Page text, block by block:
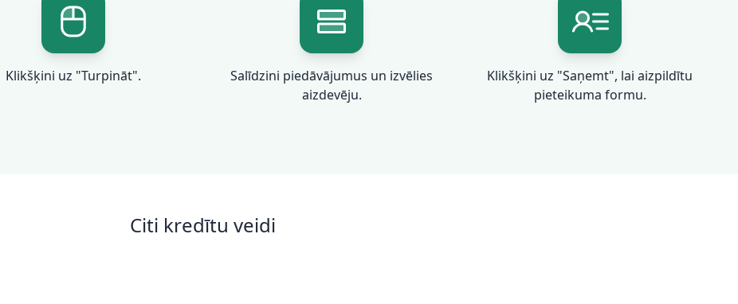
Klikšķini uz "Turpināt".
Salīdzini piedāvājumus un izvēlies
aizdevēju.
Klikšķini uz "Saņemt", lai aizpildītu
pieteikuma formu.
Citi kredītu veidi